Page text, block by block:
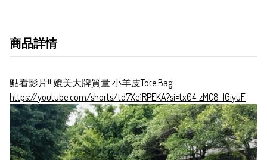
商品詳情
點看影片!! 媲美大牌質量 小羊皮Tote Bag
https://youtube.com/shorts/td7Xe1RPEKA?si=tx04-zMC8-1GiyuF